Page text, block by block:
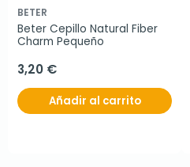
BETER
Beter Cepillo Natural Fiber
Charm Pequeño
3,20 €
Añadir al carrito